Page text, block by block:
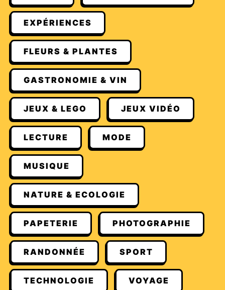
EXPÉRIENCES
FLEURS & PLANTES
GASTRONOMIE & VIN
JEUX & LEGO JEUX VIDÉO
LECTURE MODE
MUSIQUE
NATURE & ECOLOGIE
PAPETERIE PHOTOGRAPHIE
RANDONNÉE SPORT
TECHNOLOGIE VOYAGE